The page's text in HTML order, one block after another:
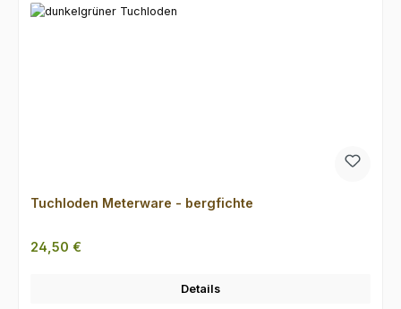
Tuchloden Meterware - bergfichte
Regulärer Preis:
24,50 €
Details